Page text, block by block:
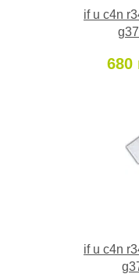
if u c4n
680
if u c4n